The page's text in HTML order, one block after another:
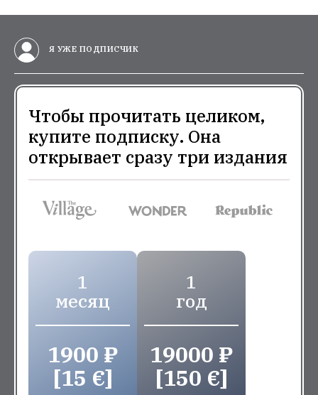
Я УЖЕ ПОДПИСЧИК
Чтобы прочитать целиком,
купите подписку. Она
открывает сразу три издания
1
месяц
1900 ₽
[15 €]
1
год
19000 ₽
[150 €]